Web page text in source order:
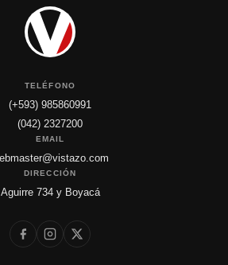
TELÉFONO
(+593) 985860991
(042) 2327200
EMAIL
DIRECCIÓN
Aguirre 734 y Boyacá